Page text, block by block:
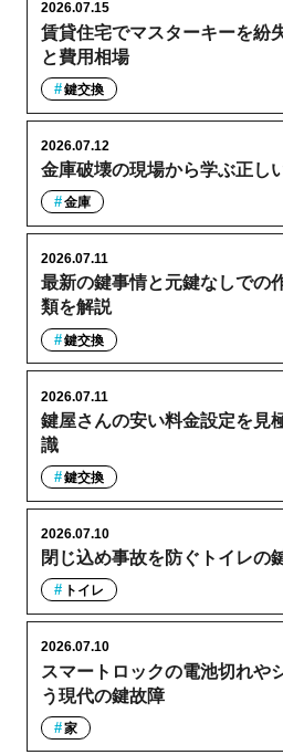
賃貸住宅でマスターキーを紛
と費用相場
2026.07.15
鍵交換
金庫破壊の現場から学ぶ正し
2026.07.12
金庫
最新の鍵事情と元鍵なしでの
類を解説
2026.07.11
鍵交換
鍵屋さんの安い料金設定を見
識
2026.07.11
鍵交換
閉じ込め事故を防ぐトイレの
2026.07.10
トイレ
スマートロックの電池切れや
う現代の鍵故障
2026.07.10
家